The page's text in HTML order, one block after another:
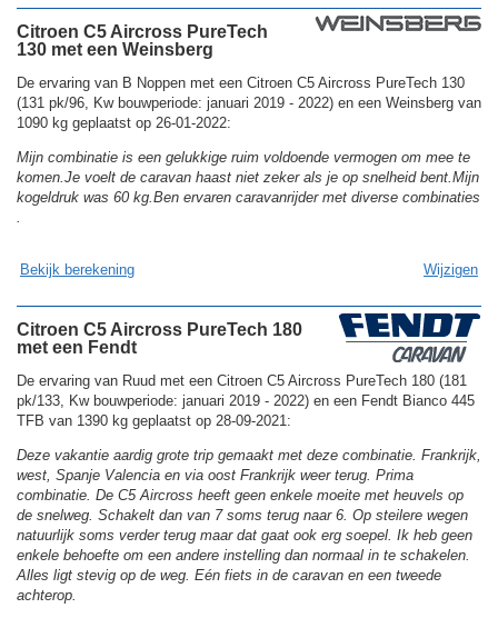
Citroen C5 Aircross PureTech
130 met een Weinsberg
De ervaring van B Noppen met een Citroen C5 Aircross PureTech 130
(131 pk/96, Kw bouwperiode: januari 2019 - 2022) en een Weinsberg van
1090 kg geplaatst op 26-01-2022:
Mijn combinatie is een gelukkige ruim voldoende vermogen om mee te
komen.Je voelt de caravan haast niet zeker als je op snelheid bent.Mijn
kogeldruk was 60 kg.Ben ervaren caravanrijder met diverse combinaties
.
Bekijk berekening Wijzigen
Citroen C5 Aircross PureTech 180
met een Fendt
De ervaring van Ruud met een Citroen C5 Aircross PureTech 180 (181
pk/133, Kw bouwperiode: januari 2019 - 2022) en een Fendt Bianco 445
TFB van 1390 kg geplaatst op 28-09-2021:
Deze vakantie aardig grote trip gemaakt met deze combinatie. Frankrijk,
west, Spanje Valencia en via oost Frankrijk weer terug. Prima
combinatie. De C5 Aircross heeft geen enkele moeite met heuvels op
de snelweg. Schakelt dan van 7 soms terug naar 6. Op steilere wegen
natuurlijk soms verder terug maar dat gaat ook erg soepel. Ik heb geen
enkele behoefte om een andere instelling dan normaal in te schakelen.
Alles ligt stevig op de weg. Eén fiets in de caravan en een tweede
achterop.